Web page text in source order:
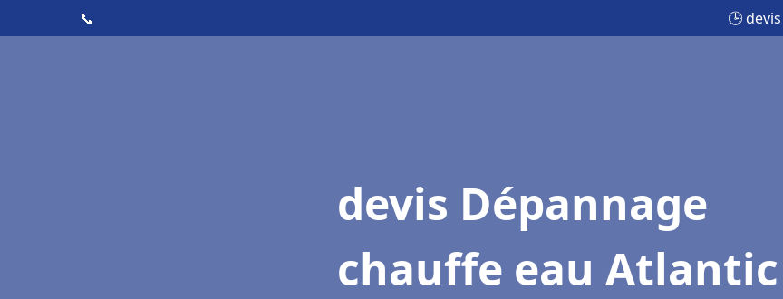
📞 🕒
devis Dépannage
chauffe eau Atlantic